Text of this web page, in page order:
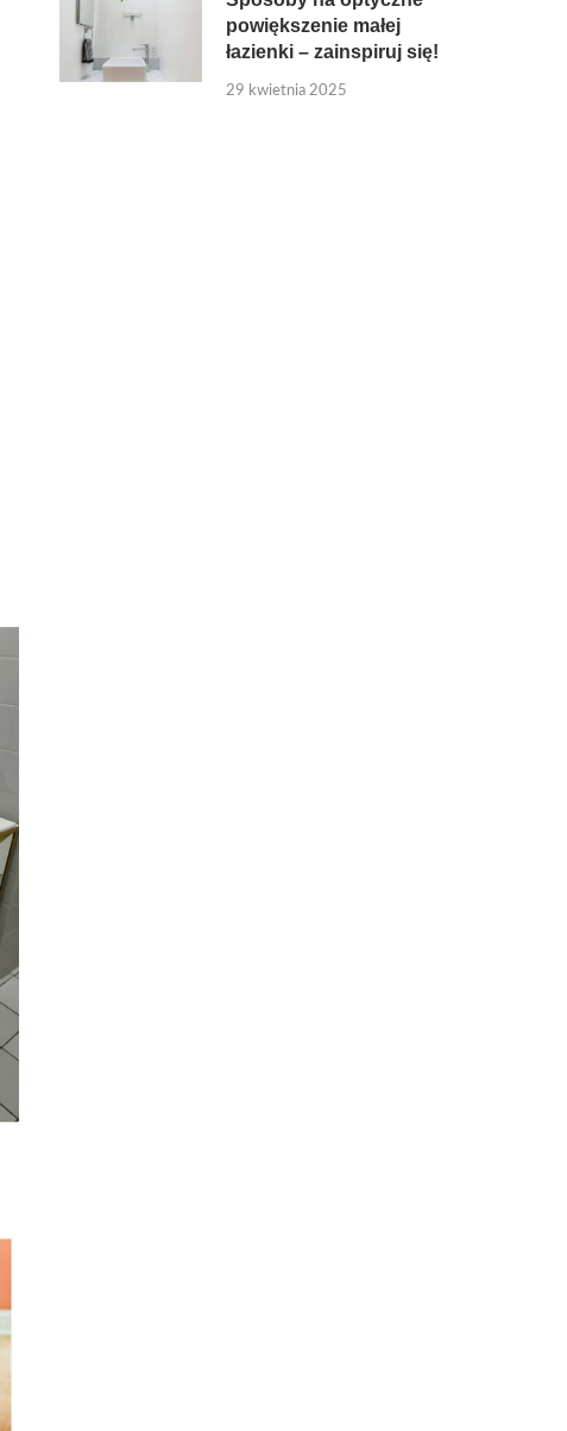
powiększenie małej
łazienki – zainspiruj się!
29 kwietnia 2025